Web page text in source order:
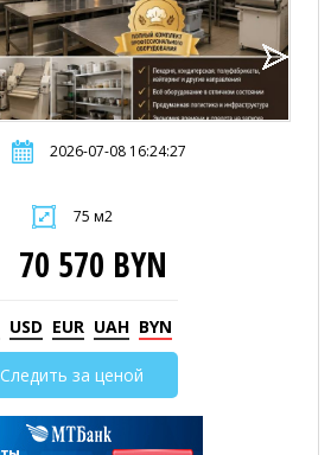
2026-07-08 16:24:27
75 м2
70 570 BYN
USD EUR UAH BYN
Следить за ценой